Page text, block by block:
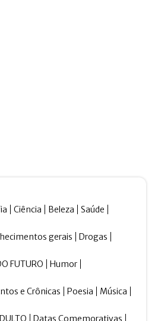
Ciência Beleza Saúde
gerais Drogas
FUTURO Humor
e Crônicas Poesia Música
Datas Comemorativas